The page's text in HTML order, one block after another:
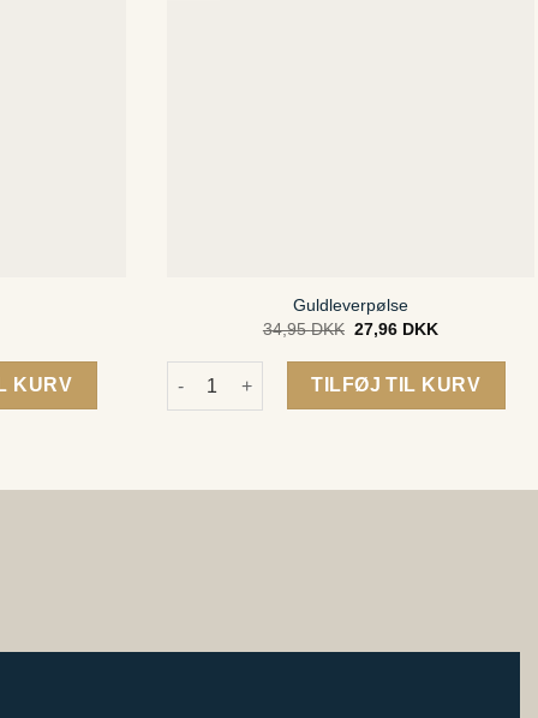
KURV
Guldleverpølse
34,95DKK Original
was:
34,95 DKK.
27,96 DKK
is:
27,96 DKK.
Guldleverpølse antalTILFØJ TIL KURV